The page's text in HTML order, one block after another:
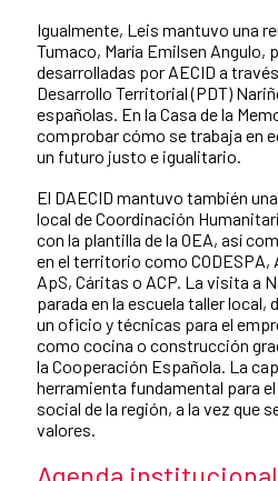
Igualmente, Leis mantuvo una
Tumaco, María Emilsen Angulo,
desarrolladas por AECID a
Desarrollo Territorial (PDT)
españolas. En la Casa de la
comprobar cómo se trabaja en
un futuro justo e igualitario.
El DAECID mantuvo también
local de Coordinación
con la plantilla de la OEA, así
en el territorio como CODESPA,
ApS, Cáritas o ACP. La visita a
parada en la escuela taller local,
un oficio y técnicas para el
como cocina o construcción
la Cooperación Española. La
herramienta fundamental para
social de la región, a la vez que
valores.